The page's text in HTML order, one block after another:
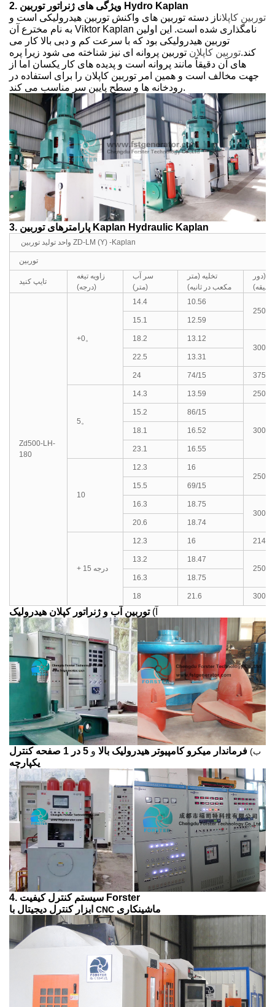
2. ویژگی های ژنراتور توربین Hydro Kaplan
توربین کاپلاناز دسته توربین های واکنش توربین هیدرولیکی است و
به نام مخترع آن Viktor Kaplan نامگذاری شده است. این اولین
توربین هیدرولیکی بود که با سرعت کم و دبی بالا کار می
کند.توربین کاپلان توربین پروانه ای نیز شناخته می شود زیرا پره
های آن دقیقاً مانند پروانه است و پدیده های کار یکسان اما از
جهت مخالف است و همین امر توربین کاپلان را برای استفاده در
رودخانه ها و سطح پایین سر مناسب می کند.
3. پارامترهای توربین Kaplan Hydraulic Kaplan
واحد تولید توربین ZD-LM (Y) -Kaplan
توربین
تایپ کنید
زاویه تیغه
(درجه)
سر آب
(متر)
تخلیه (متر
مکعب در ثانیه)
(دور
دقیقه)
Zd500-LH-
180
+0。
14.4
10.56
250
15.1
12.59
18.2
13.12
300
22.5
13.31
24 74/15 375
5。
14.3 13.59 250
15.2 86/15
300
18.1 16.52
23.1 16.55
10
12.3
16
250
15.5
69/15
16.3
18.75
300
20.6
18.74
+ 15 درجه
12.3 16 214.3
13.2
18.47
250
16.3
18.75
18 21.6 300
آ)توربین آب و ژنراتور کپلان هیدرولیک
ب) فرماندار میکرو کامپیوتر هیدرولیک بالا و
5 در 1 صفحه کنترل
یکپارچه
4. سیستم کنترل کیفیت Forster
ابزار کنترل دیجیتال با CNC ماشینکاری